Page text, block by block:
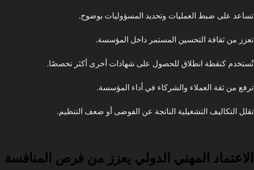
تساعد على ضبط العمليات وتحديد المسؤوليات بوضوح.
تعزز من ثقافة التحسين المستمر داخل المؤسسة.
تُستخدم كنقطة انطلاق للحصول على شهادات أخرى أكثر تخصصًا.
ترفع من ثقة العملاء والشركاء في أداء المؤسسة.
تقلل التكاليف التشغيلية الناتجة عن الفوضى أو ضعف التنظيم.
الاعتماد المهني الدولي يعزز من فرص المنافسة